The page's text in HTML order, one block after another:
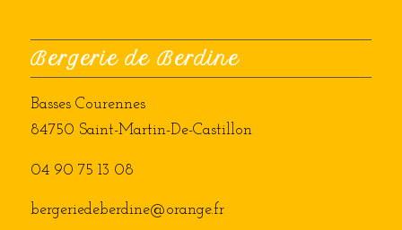
Bergerie de Berdine
Basses Courennes
84750 Saint-Martin-De-Castillon
04 90 75 13 08
bergeriedeberdine@orange.fr